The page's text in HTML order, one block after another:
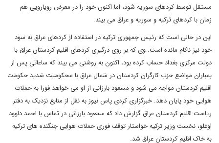
مستقل توسط کردهای سوریه شود، اما اکنون خود را در معرض رویارویی هم
زمان با کردهای ترکیه و سوریه و عراق می بیند.
این در حالی است که رئیس جمهوری ترکیه در استفاده از کردهای عراق به سود
خود نیز ناکام مانده است. وی که بر روی درگیری کردهای اقلیم کردستان عراق با
دولت مرکزی بغداد حساب کرده بود، اکنون به روشنی می بیند که ساعاتی پس از
بمباران مواضع حزب کارگران کردستان در شمال عراق با محکومیت شدید حکومت
اقلیم کردستان مواجه می شود و مسعود بارزانی از او می خواهد فورا به حملات
هوایی خود پایان دهد. خبرگزاری کردی پاس نیوز به نقل از منابع نزدیک به دفتر
ریاست اقلیم کردستان عراق گزارش داد که مسعود بارزانی در تماس با احمد داوود
اوغلو، نخست وزیر ترکیه خواستار توقف فوری حملات هوایی جنگنده های ترکیه
به خاک اقلیم کردستان عراق شد.